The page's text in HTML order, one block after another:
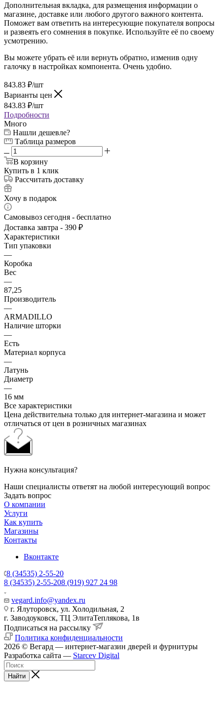
Дополнительная вкладка, для размещения информации о
магазине, доставке или любого другого важного контента.
Поможет вам ответить на интересующие покупателя вопросы
и развеять его сомнения в покупке. Используйте её по своему
усмотрению.
Вы можете убрать её или вернуть обратно, изменив одну
галочку в настройках компонента. Очень удобно.
843.83 ₽/шт
Варианты цен
843.83 ₽/шт
Подробности
Много
Нашли дешевле?
Таблица размеров
В корзину
Купить в 1 клик
Рассчитать доставку
Хочу в подарок
Самовывоз сегодня - бесплатно
Доставка завтра - 390 ₽
Характеристики
Тип упаковки
—
Коробка
Вес
—
87,25
Производитель
—
ARMADILLO
Наличие шторки
—
Есть
Материал корпуса
—
Латунь
Диаметр
—
16 мм
Все характеристики
Цена действительна только для интернет-магазина и может
отличаться от цен в розничных магазинах
Нужна консультация?
Наши специалисты ответят на любой интересующий вопрос
Задать вопрос
О компании
Услуги
Как купить
Магазины
Контакты
Вконтакте
8 (34535) 2-55-20
8 (34535) 2-55-208 (919) 927 24 98
vegard.info@yandex.ru
г. Ялуторовск, ул. Холодильная, 2
г. Заводоуковск, ​ТЦ Элита​Теплякова, 1в
Подписаться на рассылку
Политика конфиденциальности
2026 © Вегард — интернет-магазин дверей и фурнитуры
Разработка сайта — Starcev Digital
Найти